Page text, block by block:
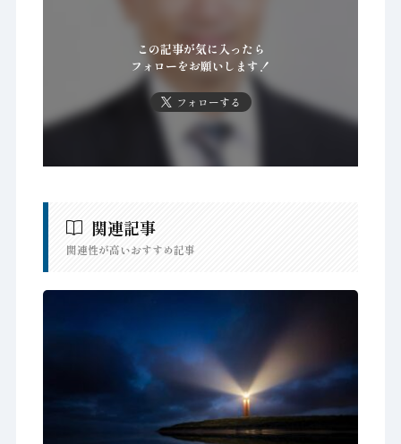
この記事が気に入ったら
フォローをお願いします！
フォローする
関連記事
関連性が高いおすすめ記事